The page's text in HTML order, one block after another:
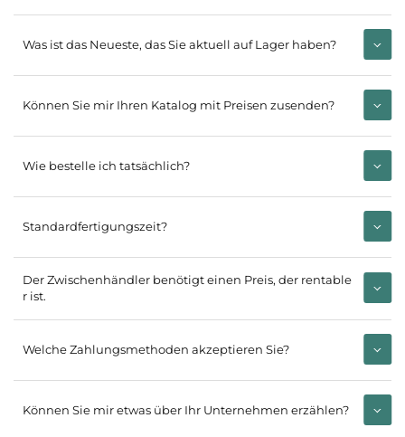
Was ist das Neueste, das Sie aktuell auf Lager haben?
Können Sie mir Ihren Katalog mit Preisen zusenden?
Wie bestelle ich tatsächlich?
Standardfertigungszeit?
Der Zwischenhändler benötigt einen Preis, der rentable
r ist.
Welche Zahlungsmethoden akzeptieren Sie?
Können Sie mir etwas über Ihr Unternehmen erzählen?